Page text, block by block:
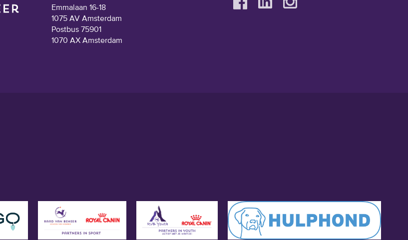
Emmalaan 16-18
1075 AV Amsterdam
Postbus 75901
1070 AX Amsterdam